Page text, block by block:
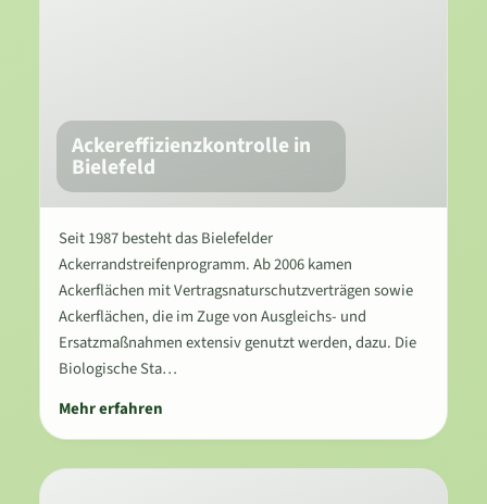
Ackereffizienzkontrolle in
Bielefeld
Seit 1987 besteht das Bielefelder
Ackerrandstreifenprogramm. Ab 2006 kamen
Ackerflächen mit Vertragsnaturschutzverträgen sowie
Ackerflächen, die im Zuge von Ausgleichs- und
Ersatzmaßnahmen extensiv genutzt werden, dazu. Die
Biologische Sta…
Mehr erfahren